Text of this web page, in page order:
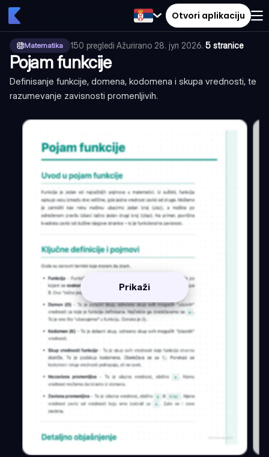
Otvori aplikaciju
Matematika 150 pregledi·Ažurirano 28. јул 2026.·5 stranice
Pojam funkcije
Definisanje funkcije, domena, kodomena i skupa vrednosti, te
razumevanje zavisnosti promenljivih.
Prikaži